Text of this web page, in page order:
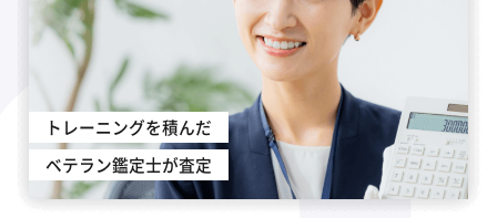
トレーニングを積んだ
ベテラン鑑定士が査定